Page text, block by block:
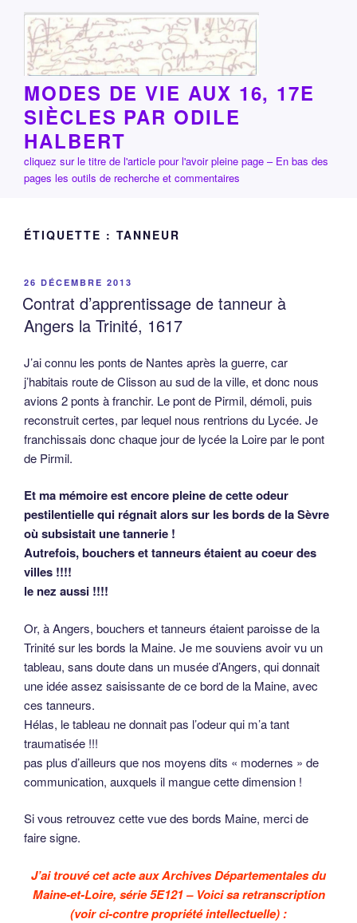
contenu
principal
MODES DE VIE AUX 16, 17E
SIÈCLES PAR ODILE
HALBERT
cliquez sur le titre de l'article pour l'avoir pleine page – En bas des
pages les outils de recherche et commentaires
ÉTIQUETTE : TANNEUR
PUBLIÉ
LE
26 DÉCEMBRE 2013
Contrat d’apprentissage de tanneur à
Angers la Trinité, 1617
J’ai connu les ponts de Nantes après la guerre, car
j’habitais route de Clisson au sud de la ville, et donc nous
avions 2 ponts à franchir. Le pont de Pirmil, démoli, puis
reconstruit certes, par lequel nous rentrions du Lycée. Je
franchissais donc chaque jour de lycée la Loire par le pont
de Pirmil.
Et ma mémoire est encore pleine de cette odeur
pestilentielle qui régnait alors sur les bords de la Sèvre
où subsistait une tannerie !
Autrefois, bouchers et tanneurs étaient au coeur des
villes !!!!
le nez aussi !!!!
Or, à Angers, bouchers et tanneurs étaient paroisse de la
Trinité sur les bords la Maine. Je me souviens avoir vu un
tableau, sans doute dans un musée d’Angers, qui donnait
une idée assez saisissante de ce bord de la Maine, avec
ces tanneurs.
Hélas, le tableau ne donnait pas l’odeur qui m’a tant
traumatisée !!!
pas plus d’ailleurs que nos moyens dits « modernes » de
communication, auxquels il mangue cette dimension !
Si vous retrouvez cette vue des bords Maine, merci de
faire signe.
J’ai trouvé cet acte aux Archives Départementales du
Maine-et-Loire, série 5E121 – Voici sa retranscription
(voir ci-contre propriété intellectuelle) :